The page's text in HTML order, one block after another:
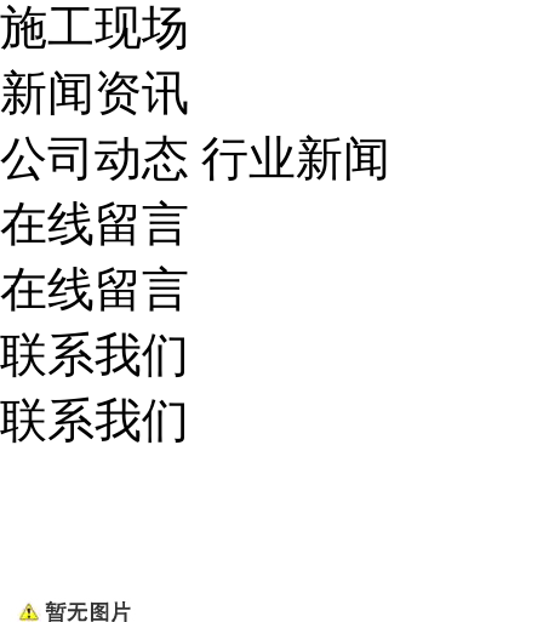
施工现场
新闻资讯
公司动态 行业新闻
在线留言
在线留言
联系我们
联系我们